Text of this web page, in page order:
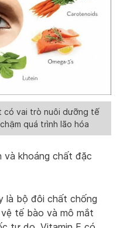
có vai trò nuôi dưỡng tế
quá trình lão hóa
và khoáng chất đặc
là bộ đôi chất chống
tế bào và mô mắt